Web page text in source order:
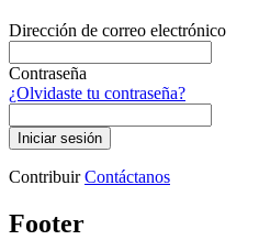
Dirección de correo electrónico
Contraseña
¿Olvidaste tu contraseña?
Iniciar sesión
ContribuirContáctanos
Footer